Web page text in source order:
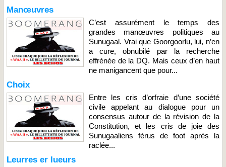
Manœuvres
C’est assurément le temps des
grandes manœuvres politiques au
Sunugaal. Vrai que Goorgoorlu, lui, n’en
a cure, obnubilé par la recherche
effrénée de la DQ. Mais ceux d’en haut
ne manigancent que pour...
Choix
Entre les cris d’orfraie d’une société
civile appelant au dialogue pour un
consensus autour de la révision de la
Constitution, et les cris de joie des
Sunugaaliens férus de foot après la
raclée...
Leurres er lueurs